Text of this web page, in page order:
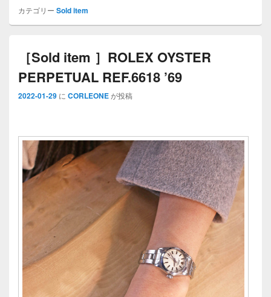
カテゴリー Sold item
［Sold item ］ROLEX OYSTER
PERPETUAL REF.6618 ’69
2022-01-29 に CORLEONEが投稿